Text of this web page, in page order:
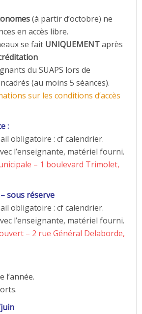
(à partir d’octobre) ne
en accès libre.
se fait UNIQUEMENTaprès
du SUAPS lors de
(au moins 5 séances).
sur les conditions d’accès
:
obligatoire : cf calendrier.
l’enseignante, matériel fourni.
– 1 boulevard Trimolet,
sous réserve
obligatoire : cf calendrier.
l’enseignante, matériel fourni.
– 2 rue Général Delaborde,
l’année.